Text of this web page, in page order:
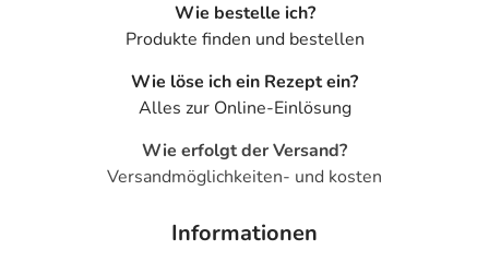
Wie bestelle ich?
Produkte finden und bestellen
Wie löse ich ein Rezept ein?
Alles zur Online-Einlösung
Wie erfolgt der Versand?
Versandmöglichkeiten- und kosten
Informationen